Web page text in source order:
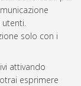
utenti.
solo con i
attivando
esprimere
2026 CEST